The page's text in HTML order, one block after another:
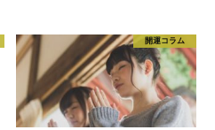
開運コラム